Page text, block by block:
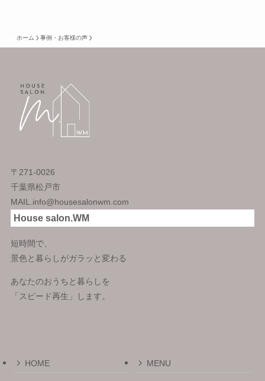
ホーム 事例・お客様の声
〒271-0026
千葉県松戸市
MAIL.info@housesalonwm.com
House salon.WM
短時間で、
景色と暮らしがガラッと変わる
あなたのおうちと暮らしを
「スピード再生」します。
HOME MENU